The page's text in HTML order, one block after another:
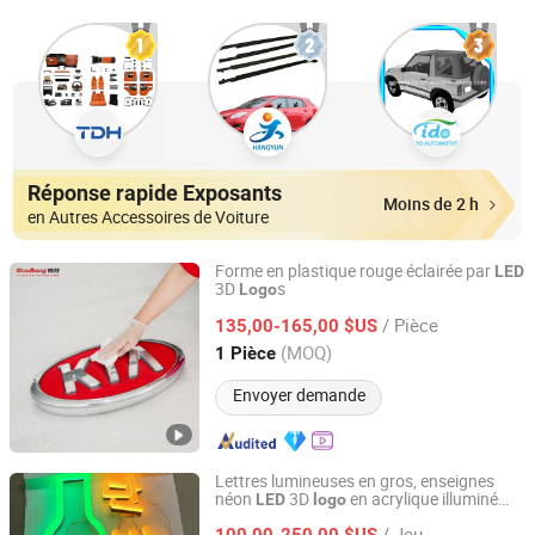
Réponse rapide Exposants
en Autres Accessoires de Voiture
Moins de 2 h
Forme en plastique rouge éclairée par LED
3D Logos
135,00-165,00 $US / Pièce
1 Pièce (MOQ)
Envoyer demande
Shanghai Goodbang Display Products Co., Ltd.
Shanghai, China Depuis 2015
Lettres lumineuses en gros, enseignes
néon LED3D logoen acrylique illuminé
Kunshan Yijiao Decorative Engineering Co., Ltd.